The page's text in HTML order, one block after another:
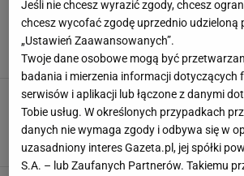
Placki z cukinii w tej wersji
Dwa dodatki są
NEWS PLACKI PLACKI Z CUKINII
Do placków z cukinii
składniki. Wychodzą
rozpadają
CUKINIA NEWS PLACKI
Jeśli nie chcesz wyrazić zgody, chcesz
chcesz wycofać zgodę uprzednio udzieloną
„Ustawień Zaawansowanych”.
Twoje dane osobowe mogą być
badania i mierzenia informacji dotyczących
serwisów i aplikacji lub łączone z danymi
Tobie usług. W określonych przypadkach
danych nie wymaga zgody i odbywa się w
uzasadniony interes Gazeta.pl, jej spółki
S.A. – lub Zaufanych Partnerów. Takiemu